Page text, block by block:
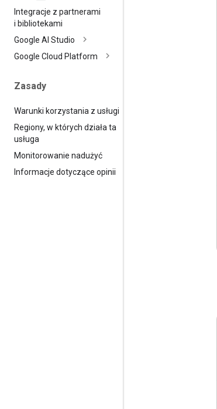
Integracje z partnerami
i bibliotekami
Google AI Studio
Google Cloud Platform
Zasady
Warunki korzystania z usługi
Regiony, w których działa ta
usługa
Monitorowanie nadużyć
Informacje dotyczące opinii